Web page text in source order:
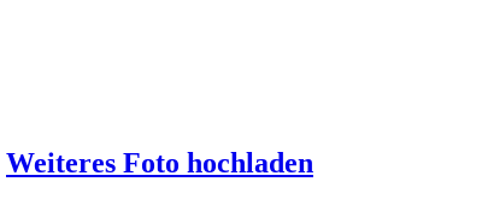
Weiteres Foto hochladen